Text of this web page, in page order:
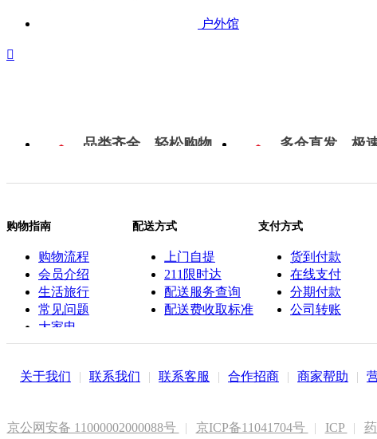
户外馆

品类齐全，轻松购物 多仓直发，极
购物指南
购物流程
会员介绍
生活旅行
常见问题
大家电
联系客服
配送方式
上门自提
211限时达
配送服务查询
配送费收取标准
支付方式
货到付款
在线支付
分期付款
公司转账
关于我们 | 联系我们 | 联系客服 | 合作招商 | 商家帮助 |
京公网安备 11000002000088号 | 京ICP备11041704号 | ICP |